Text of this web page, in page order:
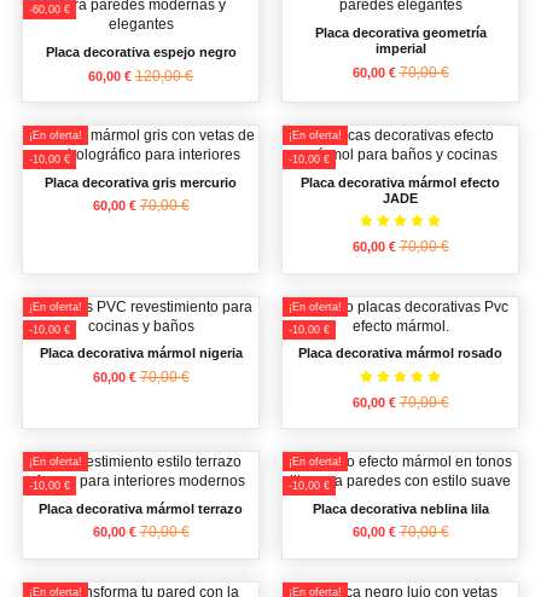
-60,00 €
Placa decorativa espejo negro
60,00 € 120,00 €
Placa decorativa geometría
imperial
60,00 €70,00 €
¡En oferta!
-10,00 €
Placa decorativa gris mercurio
60,00 €70,00 €
¡En oferta!
-10,00 €
Placa decorativa mármol efecto
JADE
60,00 €70,00 €
¡En oferta!
-10,00 €
Placa decorativa mármol nigeria
60,00 €70,00 €
¡En oferta!
-10,00 €
Placa decorativa mármol rosado
60,00 €70,00 €
¡En oferta!
-10,00 €
Placa decorativa mármol terrazo
60,00 €70,00 €
¡En oferta!
-10,00 €
Placa decorativa neblina lila
60,00 €70,00 €
¡En oferta! ¡En oferta!